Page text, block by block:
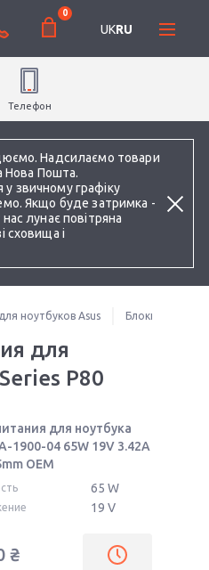
Надсилаємо товари
Нова Пошта.
звичному графіку
Якщо буде затримка -
лунає повітряна
сховища і
0
UKRU
Телефон
ноутбуков Asus Блоки питания
для
P80
для ноутбука
1900-04 65W 19V 3.42A
OEM
65 W
19 V
₴